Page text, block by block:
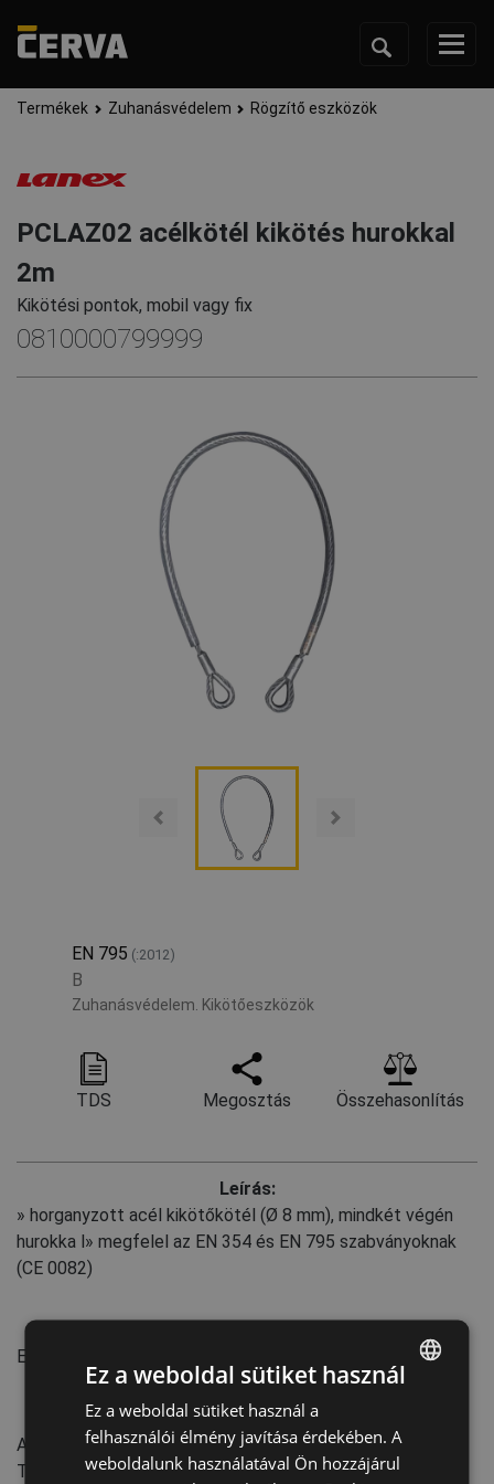
Termékek Zuhanásvédelem Rögzítő eszközök
PCLAZ02 acélkötél kikötés hurokkal
2m
Kikötési pontok, mobil vagy fix
0810000799999
EN 795 (:2012)
B
Zuhanásvédelem. Kikötőeszközök
TDS Megosztás Összehasonlítás
Leírás:
» horganyzott acél kikötőkötél (Ø 8 mm), mindkét végén
hurokka l» megfelel az EN 354 és EN 795 szabványoknak
(CE 0082)
EN 795
Jellemzők:
Az EU-ban készült
Tömeg: 1,8 kg
CZECH
Ez a weboldal sütiket használ
Ez a weboldal sütiket használ a
felhasználói élmény javítása érdekében. A
weboldalunk használatával Ön hozzájárul